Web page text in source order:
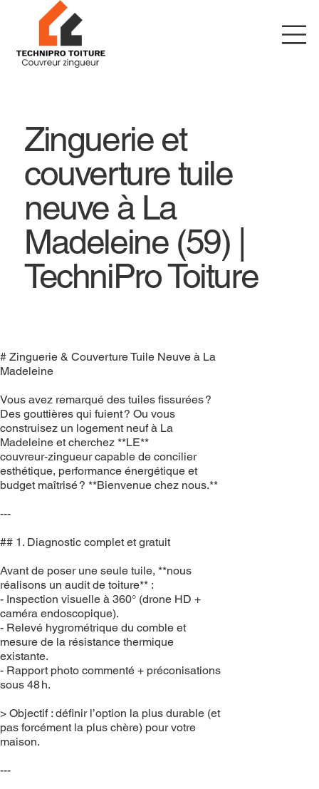
Zinguerie et
couverture tuile
neuve à La
Madeleine (59) |
TechniPro Toiture
# Zinguerie & Couverture Tuile Neuve à La
Madeleine
Vous avez remarqué des tuiles fissurées ?
Des gouttières qui fuient ? Ou vous
construisez un logement neuf à La
Madeleine et cherchez **LE**
couvreur‑zingueur capable de concilier
esthétique, performance énergétique et
budget maîtrisé ? **Bienvenue chez nous.**
---
## 1. Diagnostic complet et gratuit
Avant de poser une seule tuile, **nous
réalisons un audit de toiture** :
- Inspection visuelle à 360° (drone HD +
caméra endoscopique).
- Relevé hygrométrique du comble et
mesure de la résistance thermique
existante.
- Rapport photo commenté + préconisations
sous 48 h.
> Objectif : définir l’option la plus durable (et
pas forcément la plus chère) pour votre
maison.
---